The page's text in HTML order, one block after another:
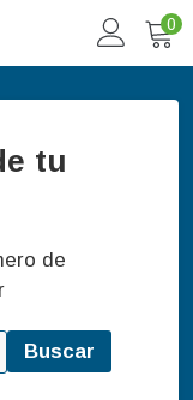
0
tu
de
Buscar